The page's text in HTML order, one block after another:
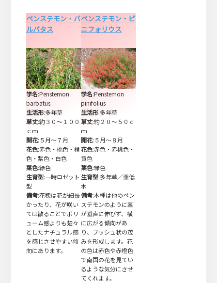
ペンステモン・バ
ルバタス
学名:Penstemon
barbatus
生活形:多年草
草丈:約３０～１００
ｃｍ
開花:５月～７月
花色:赤色・桃色・橙
色・紫色・白色
葉色:緑色
生育型:一時ロゼット
型
備考:花穂は花が細長
かったり、花が咲い
ては散ることでボリ
ューム感よりも楚々
としたナチュラル感
を感じさせやすい傾
向にあります。
ペンステモン・ピ
ニフォリウス
学名:Penstemon
pinifolius
生活形:多年草
草丈:約２０～５０ｃ
ｍ
開花:５月～８月
花色:赤色・赤桃色・
黄色
葉色:緑色
生育型:多年草／亜低
木
備考:本種は他のペン
ステモンのように茎
が垂直に伸びず、横
に広がる傾向があ
り、ブッシュ状の茂
みを形成します。花
の色は赤色や赤橙色
で南国の花を見てい
るような気分にさせ
てくれます。